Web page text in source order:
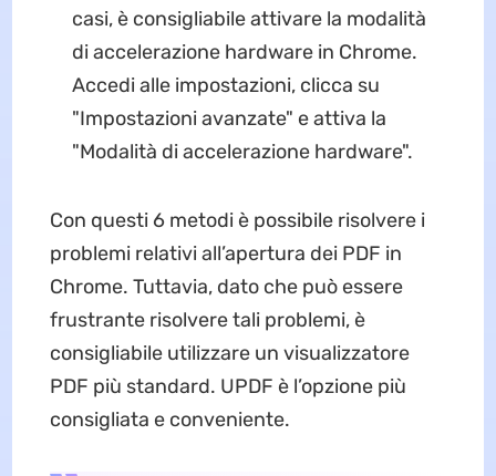
casi, è consigliabile attivare la modalità
di accelerazione hardware in Chrome.
Accedi alle impostazioni, clicca su
"Impostazioni avanzate" e attiva la
"Modalità di accelerazione hardware".
Con questi 6 metodi è possibile risolvere i
problemi relativi all’apertura dei PDF in
Chrome. Tuttavia, dato che può essere
frustrante risolvere tali problemi, è
consigliabile utilizzare un visualizzatore
PDF più standard. UPDF è l’opzione più
consigliata e conveniente.